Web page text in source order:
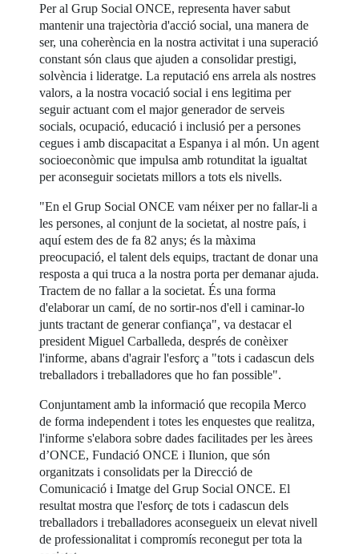
Per al Grup Social ONCE, representa haver sabut
mantenir una trajectòria d'acció social, una manera de
ser, una coherència en la nostra activitat i una superació
constant són claus que ajuden a consolidar prestigi,
solvència i lideratge. La reputació ens arrela als nostres
valors, a la nostra vocació social i ens legitima per
seguir actuant com el major generador de serveis
socials, ocupació, educació i inclusió per a persones
cegues i amb discapacitat a Espanya i al món. Un agent
socioeconòmic que impulsa amb rotunditat la igualtat
per aconseguir societats millors a tots els nivells.
"En el Grup Social ONCE vam néixer per no fallar-li a
les persones, al conjunt de la societat, al nostre país, i
aquí estem des de fa 82 anys; és la màxima
preocupació, el talent dels equips, tractant de donar una
resposta a qui truca a la nostra porta per demanar ajuda.
Tractem de no fallar a la societat. És una forma
d'elaborar un camí, de no sortir-nos d'ell i caminar-lo
junts tractant de generar confiança", va destacar el
president Miguel Carballeda, després de conèixer
l'informe, abans d'agrair l'esforç a "tots i cadascun dels
treballadors i treballadores que ho fan possible".
Conjuntament amb la informació que recopila Merco
de forma independent i totes les enquestes que realitza,
l'informe s'elabora sobre dades facilitades per les àrees
d’ONCE, Fundació ONCE i Ilunion, que són
organitzats i consolidats per la Direcció de
Comunicació i Imatge del Grup Social ONCE. El
resultat mostra que l'esforç de tots i cadascun dels
treballadors i treballadores aconsegueix un elevat nivell
de professionalitat i compromís reconegut per tota la